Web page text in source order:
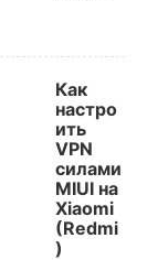
Как
настро
ить
VPN
силами
MIUI на
Xiaomi
(Redmi
)